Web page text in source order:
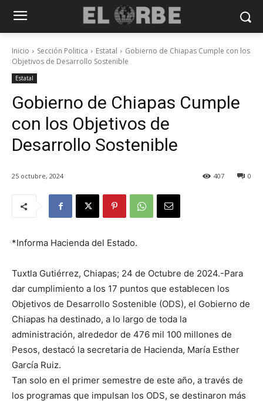
Inicio Sección Politica Estatal
Gobierno de Chiapas Cumple con los
Objetivos de Desarrollo Sostenible
Estatal
Gobierno de Chiapas Cumple
con los Objetivos de
Desarrollo Sostenible
25 octubre, 2024 0
407
*Informa Hacienda del Estado.
Tuxtla Gutiérrez, Chiapas; 24 de Octubre de 2024.-Para
dar cumplimiento a los 17 puntos que establecen los
Objetivos de Desarrollo Sostenible (ODS), el Gobierno de
Chiapas ha destinado, a lo largo de toda la
administración, alrededor de 476 mil 100 millones de
Pesos, destacó la secretaria de Hacienda, María Esther
García Ruiz.
Tan solo en el primer semestre de este año, a través de
los programas que impulsan los ODS, se destinaron más